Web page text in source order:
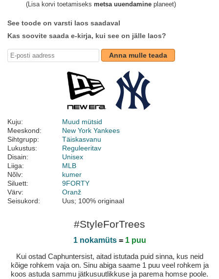
(Lisa korvi toetamiseks metsa uuendamine planeet)
See toode on varsti laos saadaval
Kas soovite saada e-kirja, kui see on jälle laos?
Anna mulle teada
Kuju:
Muud mütsid
Meeskond:
New York Yankees
Sihtgrupp:
Täiskasvanu
Lukustus:
Reguleeritav
Disain:
Unisex
Liiga:
MLB
Nõlv:
kumer
Siluett:
9FORTY
Värv:
Oranž
Seisukord:
Uus; 100% originaal
#StyleForTrees
1 nokamüts= 1 puu
Kui ostad Caphuntersist, aitad istutada puid sinna, kus neid
kõige rohkem vaja on. Sinu abiga saame 1 puu veel rohkem ja
koos astuda sammu jätkusuutlikkuse ja parema homse poole.